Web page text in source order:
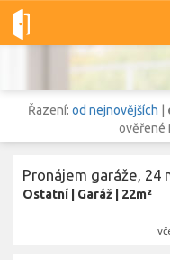
Dobré-nemovitosti.cz
Vše
Řazení: od nejnovějších
ověřené
Pronájem garáže, 24
Ostatní Garáž 22m²